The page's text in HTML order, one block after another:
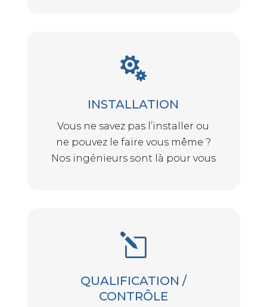

INSTALLATION
Vous ne savez pas l’installer ou
ne pouvez le faire vous même ?
Nos ingénieurs sont là pour vous
l
QUALIFICATION /
CONTRÔLE